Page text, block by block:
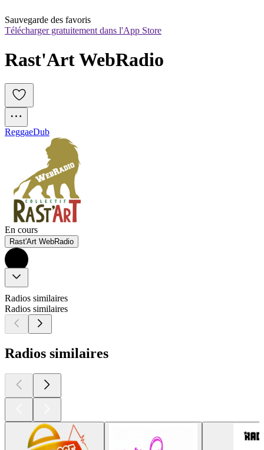
Sauvegarde des favoris
Télécharger gratuitement dans l'App Store
ReggaeDub
En cours
Rast'Art WebRadio
Radios similaires
Radios similaires
Radios similaires